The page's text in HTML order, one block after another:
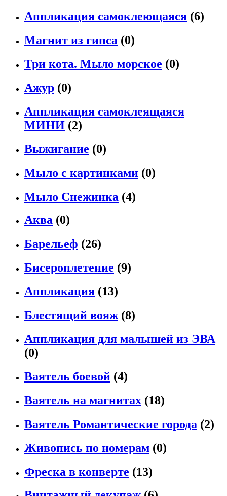
Аппликация самоклеющаяся (6)
Магнит из гипса (0)
Три кота. Мыло морское (0)
Ажур (0)
Аппликация самоклеящаяся
МИНИ (2)
Выжигание (0)
Мыло с картинками (0)
Мыло Снежинка (4)
Аква (0)
Барельеф (26)
Бисероплетение (9)
Аппликация (13)
Блестящий вояж (8)
Аппликация для малышей из ЭВА
(0)
Ваятель боевой (4)
Ваятель на магнитах (18)
Ваятель Романтические города (2)
Живопись по номерам (0)
Фреска в конверте (13)